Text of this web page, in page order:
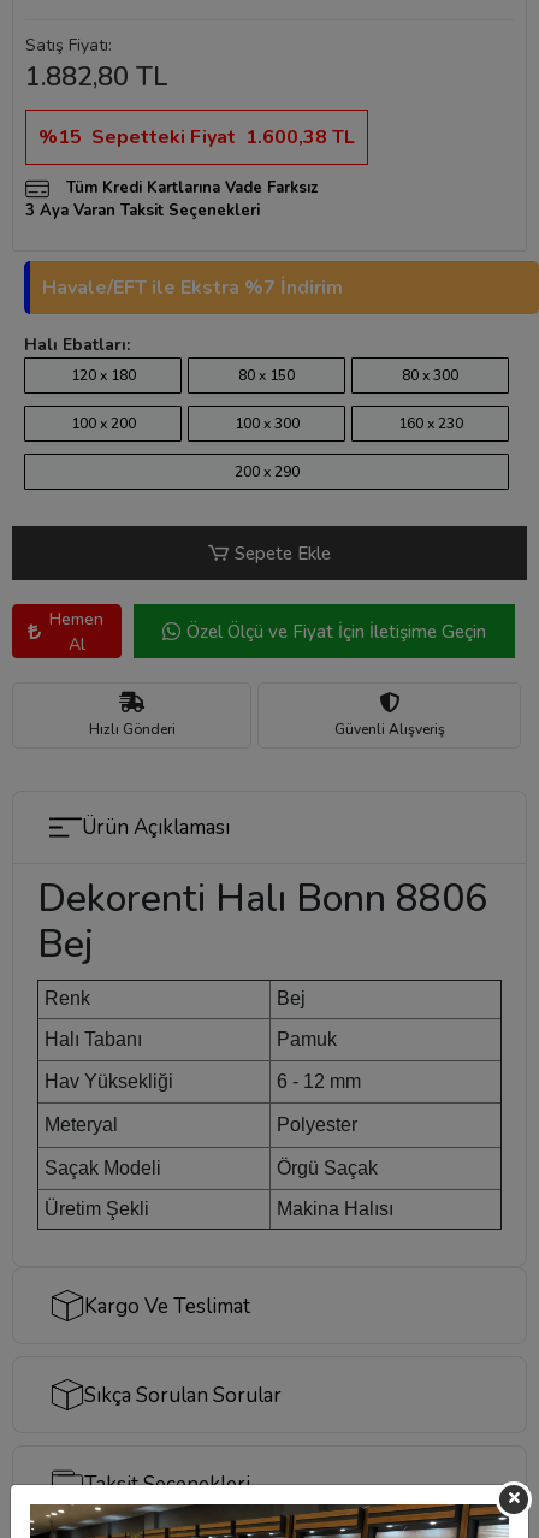
Satış Fiyatı:
1.882,80 TL
%15 Sepetteki Fiyat 1.600,38 TL
Tüm Kredi Kartlarına Vade Farksız
3 Aya Varan Taksit Seçenekleri
Havale/EFT ile Ekstra %7 İndirim
Halı Ebatları:
120 x 180 80 x 150 80 x 300
100 x 200 100 x 300 160 x 230
200 x 290
Sepete Ekle
Hemen
Al
Özel Ölçü ve Fiyat İçin İletişime Geçin
Hızlı Gönderi Güvenli Alışveriş
Ürün Açıklaması
Dekorenti Halı Bonn 8806
Bej
Renk
Bej
Halı Tabanı
Pamuk
Hav Yüksekliği 6 - 12 mm
Meteryal Polyester
Saçak Modeli
Örgü Saçak
Üretim Şekli
Makina Halısı
Kargo Ve Teslimat
Sıkça Sorulan Sorular
Taksit Seçenekleri